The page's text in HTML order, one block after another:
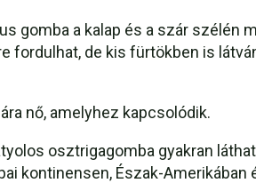
gomba a kalap és a szár szélén
fordulhat, de kis fürtökben is
nő, amelyhez kapcsolódik.
osztrigagomba gyakran
kontinensen, Észak-Amerikában